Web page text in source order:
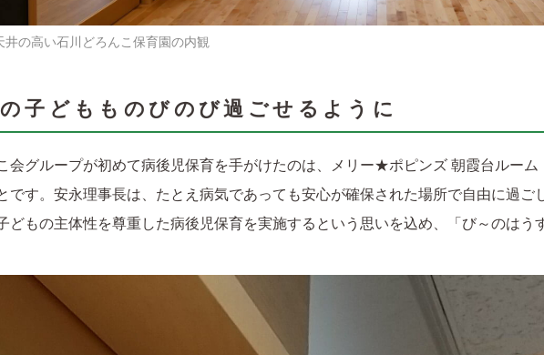
井の高い石川どろんこ保育園の内観
子どもものびのび過ごせるように
会グループが初めて病後児保育を手がけたのは、メリー★ポピンズ 朝霞台ルー
です。安永理事長は、たとえ病気であっても安心が確保された場所で自由に過ご
どもの主体性を尊重した病後児保育を実施するという思いを込め、「び～のはう